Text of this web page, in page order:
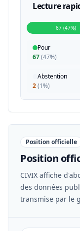
Lecture
67 (47%)
Pour
67(47%)
Abstention
2(1%)
Position officielle
Position
CIVIX affiche
des données
transmise par le